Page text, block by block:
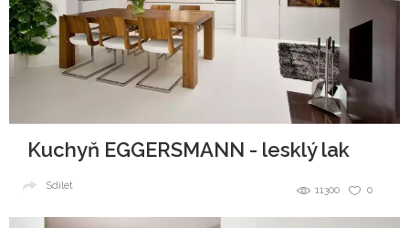
Kuchyň EGGERSMANN - lesklý lak
0
11300
Sdílet